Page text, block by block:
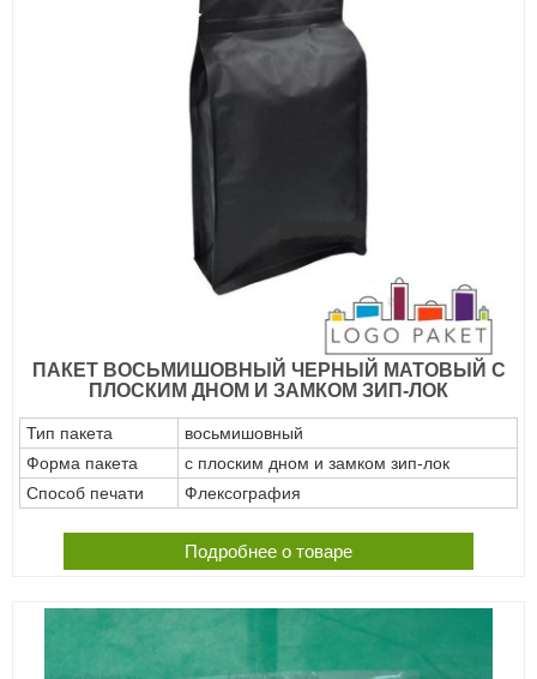
ПАКЕТ ВОСЬМИШОВНЫЙ ЧЕРНЫЙ МАТОВЫЙ С
ПЛОСКИМ ДНОМ И ЗАМКОМ ЗИП-ЛОК
Тип пакета
восьмишовный
Форма пакета
с плоским дном и замком зип-лок
Способ печати
Флексография
Подробнее о товаре